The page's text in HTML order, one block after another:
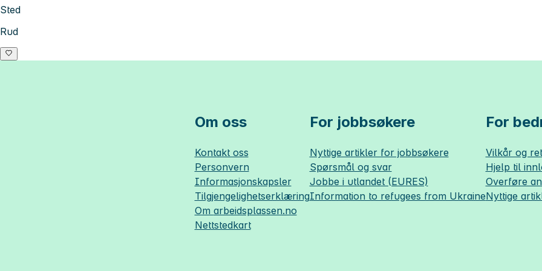
Sted
Rud
Om oss
Kontakt oss
Personvern
Informasjonskapsler
Tilgjengelighetserklæring
Om arbeidsplassen.no
Nettstedkart
For jobbsøkere
Nyttige artikler for jobbsøkere
Spørsmål og svar
Jobbe i utlandet (EURES)
Information to refugees from Ukraine
For
Vilkår og
Hjelp til
Overføre
Nyttige